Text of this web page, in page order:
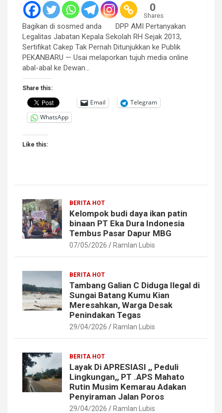
0
Shares
Bagikan di sosmed anda DPP AMI Pertanyakan
Legalitas Jabatan Kepala Sekolah RH Sejak 2013,
Sertifikat Cakep Tak Pernah Ditunjukkan ke Publik
PEKANBARU — Usai melaporkan tujuh media online
abal-abal ke Dewan…
Share this:
Email
Telegram
WhatsApp
Like this:
BERITA HOT
Kelompok budi daya ikan patin
binaan PT Eka Dura Indonesia
Tembus Pasar Dapur MBG
07/05/2026 Ramlan Lubis
BERITA HOT
Tambang Galian C Diduga Ilegal di
Sungai Batang Kumu Kian
Meresahkan, Warga Desak
Penindakan Tegas
29/04/2026 Ramlan Lubis
BERITA HOT
Layak Di APRESIASI ,, Peduli
Lingkungan,, PT .APS Mahato
Rutin Musim Kemarau Adakan
Penyiraman Jalan Poros
29/04/2026 Ramlan Lubis